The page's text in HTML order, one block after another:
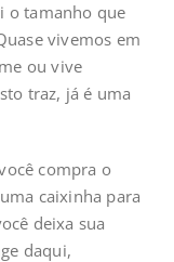
o tamanho que
vivemos em
ou vive
traz, já é uma
compra o
caixinha para
deixa sua
daqui,